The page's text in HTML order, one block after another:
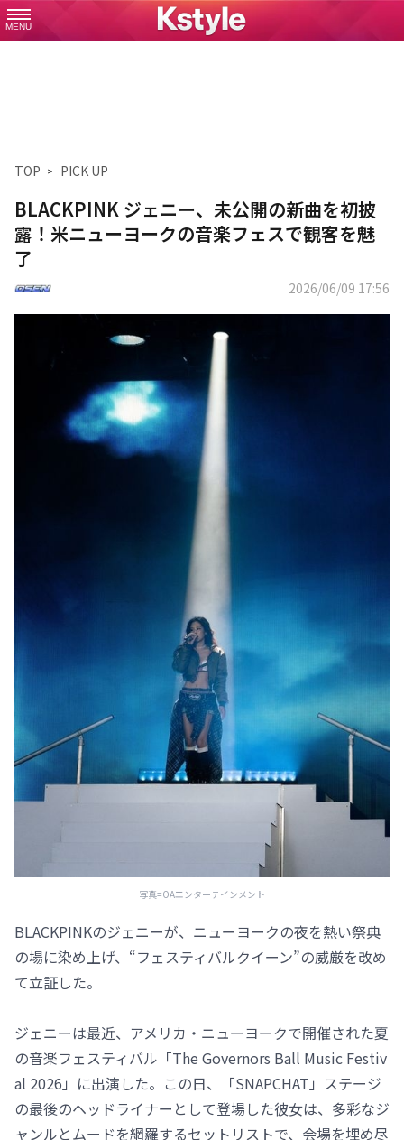
MENU
TOP PICK UP
BLACKPINK ジェニー、未公開の新曲を初披
露！米ニューヨークの音楽フェスで観客を魅
了
2026/06/09 17:56
写真=OAエンターテインメント
BLACKPINKのジェニーが、ニューヨークの夜を熱い祭典
の場に染め上げ、“フェスティバルクイーン”の威厳を改め
て立証した。
ジェニーは最近、アメリカ・ニューヨークで開催された夏
の音楽フェスティバル「The Governors Ball Music Festiv
al 2026」に出演した。この日、「SNAPCHAT」ステージ
の最後のヘッドライナーとして登場した彼女は、多彩なジ
ャンルとムードを網羅するセットリストで、会場を埋め尽